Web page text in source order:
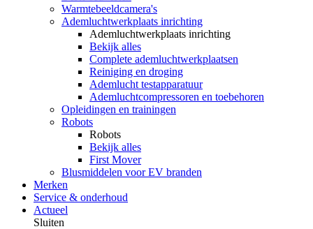
Warmtebeeldcamera's
Ademluchtwerkplaats inrichting
Ademluchtwerkplaats inrichting
Bekijk alles
Complete ademluchtwerkplaatsen
Reiniging en droging
Ademlucht testapparatuur
Ademluchtcompressoren en toebehoren
Opleidingen en trainingen
Robots
Robots
Bekijk alles
First Mover
Blusmiddelen voor EV branden
Merken
Service & onderhoud
Actueel
Sluiten